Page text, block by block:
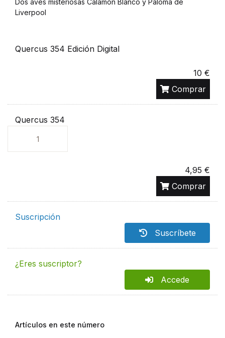
Dos aves misteriosas Calamón Blanco y Paloma de
Liverpool
Quercus 354 Edición Digital
10 €
Comprar
Quercus 354
Unidades
4,95 €
Comprar
Suscripción
Suscríbete
¿Eres suscriptor?
Accede
Artículos en este número